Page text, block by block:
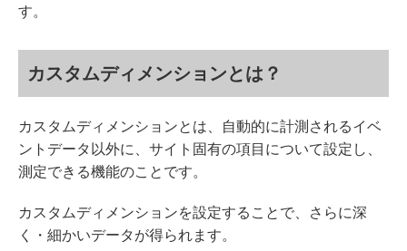
す。
カスタムディメンションとは？
カスタムディメンションとは、自動的に計測されるイベ
ントデータ以外に、サイト固有の項目について設定し、
測定できる機能のことです。
カスタムディメンションを設定することで、さらに深
く・細かいデータが得られます。